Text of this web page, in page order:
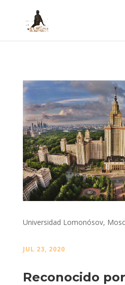
Universidad Lomonósov,
JUL 23, 2020
Reconocido